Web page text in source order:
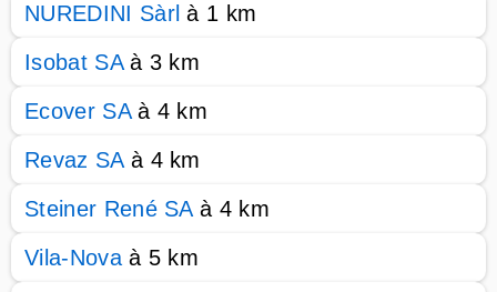
NUREDINI Sàrl à 1 km
Isobat SAà 3 km
Ecover SAà 4 km
Revaz SAà 4 km
Steiner René SAà 4 km
Vila-Novaà 5 km